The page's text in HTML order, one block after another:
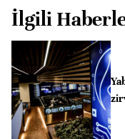
İlgili